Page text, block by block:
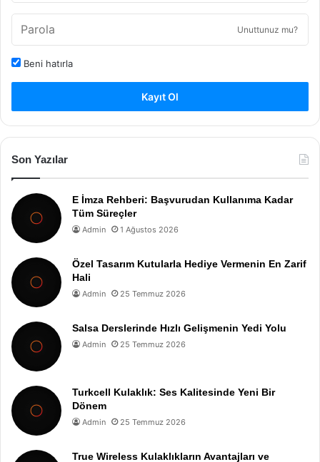
Unuttunuz mu?
Beni hatırla
Kayıt Ol
Son Yazılar
E İmza Rehberi: Başvurudan Kullanıma Kadar
Tüm Süreçler
Admin 1 Ağustos 2026
Özel Tasarım Kutularla Hediye Vermenin En Zarif
Hali
Admin 25 Temmuz 2026
Salsa Derslerinde Hızlı Gelişmenin Yedi Yolu
Admin 25 Temmuz 2026
Turkcell Kulaklık: Ses Kalitesinde Yeni Bir
Dönem
Admin 25 Temmuz 2026
True Wireless Kulaklıkların Avantajları ve